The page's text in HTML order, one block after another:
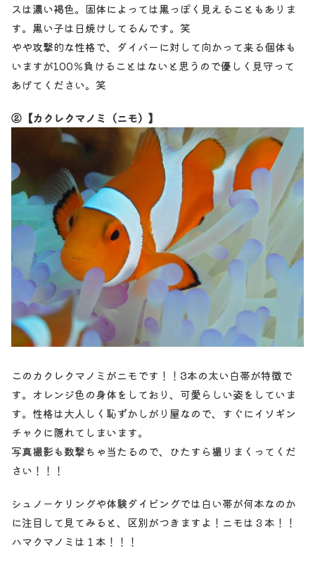
スは濃い褐色。固体によっては黒っぽく見えることもありま
す。黒い子は日焼けしてるんです。笑
やや攻撃的な性格で、ダイバーに対して向かって来る個体も
いますが100％負けることはないと思うので優しく見守って
あげてください。笑
②【カクレクマノミ（ニモ）】
このカクレクマノミがニモです！！3本の太い白帯が特徴で
す。オレンジ色の身体をしており、可愛らしい姿をしていま
す。性格は大人しく恥ずかしがり屋なので、すぐにイソギン
チャクに隠れてしまいます。
写真撮影も数撃ちゃ当たるので、ひたすら撮りまくってくだ
さい！！！
シュノーケリングや体験ダイビングでは白い帯が何本なのか
に注目して見てみると、区別がつきますよ！ニモは３本！！
ハマクマノミは１本！！！